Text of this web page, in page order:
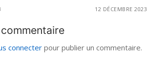
12 DÉCEMBRE 2023
connecter pour publier un commentaire.